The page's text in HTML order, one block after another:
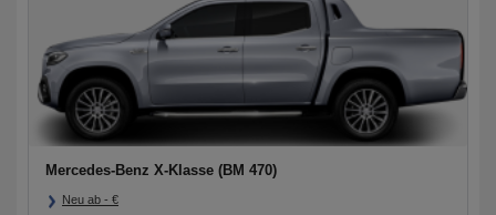
Mercedes-Benz X-Klasse (BM 470)
Neu ab - €